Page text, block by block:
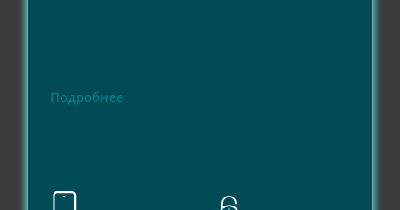
Подробнее